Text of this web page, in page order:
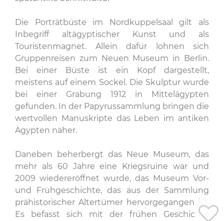
Die Porträtbüste im Nordkuppelsaal gilt als
Inbegriff altägyptischer Kunst und als
Touristenmagnet. Allein dafür lohnen sich
Gruppenreisen zum Neuen Museum in Berlin.
Bei einer Büste ist ein Kopf dargestellt,
meistens auf einem Sockel. Die Skulptur wurde
bei einer Grabung 1912 in Mittelägypten
gefunden. In der Papyrussammlung bringen die
wertvollen Manuskripte das Leben im antiken
Ägypten näher.
Daneben beherbergt das Neue Museum, das
mehr als 60 Jahre eine Kriegsruine war und
2009 wiedereröffnet wurde, das Museum Vor-
und Frühgeschichte, das aus der Sammlung
prähistorischer Altertümer hervorgegangen ist.
Es befasst sich mit der frühen Geschichte